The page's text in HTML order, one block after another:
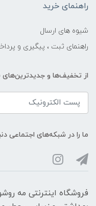
راهنمای خرید
شیوه های ارسال
راهنمای ثبت ، پیگیری و
از تخفیف‌ها و جدیدترین‌های
ما را در شبکه‌های اجتماعی
فروشگاه اینترنتی مه‌